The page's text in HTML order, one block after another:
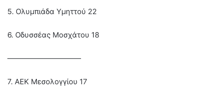
5. Ολυμπιάδα Υμηττού 22
6. Οδυσσέας Μοσχάτου 18
——————————
7. ΑΕΚ Μεσολογγίου 17